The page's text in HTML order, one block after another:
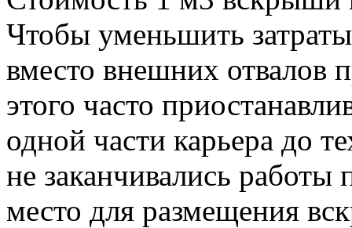
Чтобы уменьшить
вместо внешних отвалов
этого часто
одной части карьера до
не заканчивались
место для размещения